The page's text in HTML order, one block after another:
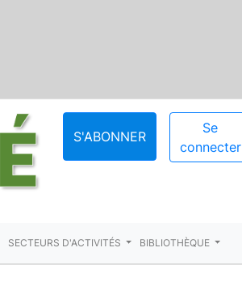
S'ABONNER
Se
connecter
SECTEURS D'ACTIVITÉS BIBLIOTHÈQUE